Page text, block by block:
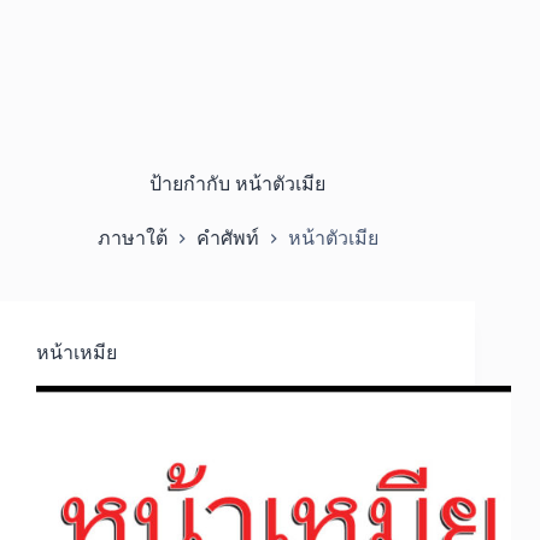
ป้ายกำกับ หน้าตัวเมีย
ภาษาใต้ คำศัพท์ หน้าตัวเมีย
หน้าเหมีย